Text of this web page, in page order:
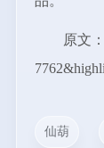
原文：
仙葫